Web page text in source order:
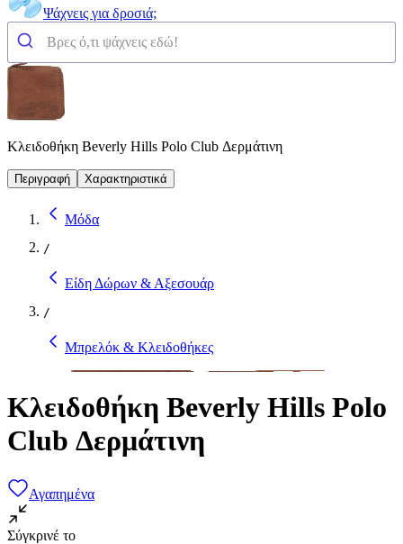
Ψάχνεις για δροσιά;
Κλειδοθήκη Beverly Hills Polo Club Δερμάτινη
Περιγραφή Χαρακτηριστικά
Μόδα
/
Είδη Δώρων & Αξεσουάρ
/
Μπρελόκ & Κλειδοθήκες
Κλειδοθήκη Beverly Hills Polo
Club Δερμάτινη
Αγαπημένα
Σύγκρινέ το